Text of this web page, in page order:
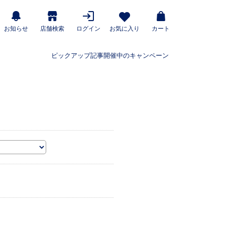
お知らせ 店舗検索 ログイン お気に入り カート
ピックアップ記事開催中のキャンペーン